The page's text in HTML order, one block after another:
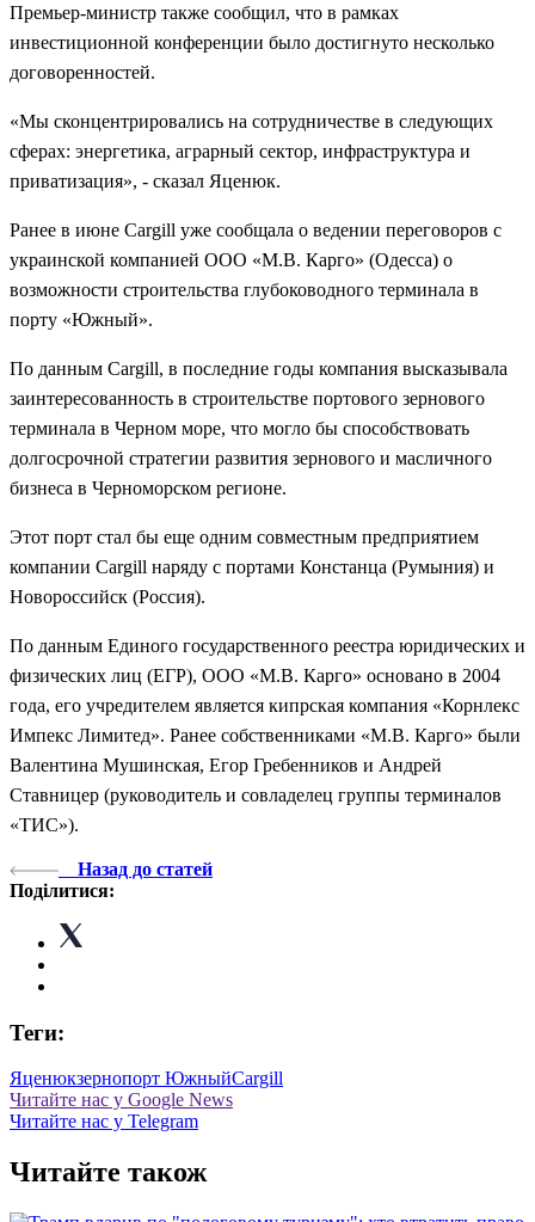
Премьер-министр также сообщил, что в рамках
инвестиционной конференции было достигнуто несколько
договоренностей.
«Мы сконцентрировались на сотрудничестве в следующих
сферах: энергетика, аграрный сектор, инфраструктура и
приватизация», - сказал Яценюк.
Ранее в июне Cargill уже сообщала о ведении переговоров с
украинской компанией ООО «М.В. Карго» (Одесса) о
возможности строительства глубоководного терминала в
порту «Южный».
По данным Cargill, в последние годы компания высказывала
заинтересованность в строительстве портового зернового
терминала в Черном море, что могло бы способствовать
долгосрочной стратегии развития зернового и масличного
бизнеса в Черноморском регионе.
Этот порт стал бы еще одним совместным предприятием
компании Cargill наряду с портами Констанца (Румыния) и
Новороссийск (Россия).
По данным Единого государственного реестра юридических и
физических лиц (ЕГР), ООО «М.В. Карго» основано в 2004
года, его учредителем является кипрская компания «Корнлекс
Импекс Лимитед». Ранее собственниками «М.В. Карго» были
Валентина Мушинская, Егор Гребенников и Андрей
Ставницер (руководитель и совладелец группы терминалов
«ТИС»).
Назад до статей
Поділитися:
Теги:
Яценюкзернопорт ЮжныйCargill
Читайте нас у Google News
Читайте нас у Telegram
Читайте також